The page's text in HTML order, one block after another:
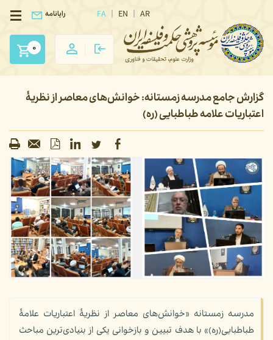
FA EN AR رایانامه
0
گزارش جامع مدرسه زمستانه: خوانش‌های معاصر از نظریۀ
اعتباریات علامه طباطبایی (ره)
مدرسه زمستانه «خوانش‌های معاصر از نظریۀ اعتباریات علامۀ
طباطبایی(ره)» با هدف تبیین و بازخوانی یکی از بنیادی‌ترین مباحث